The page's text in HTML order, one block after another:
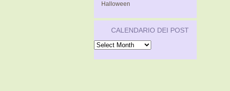
Halloween
CALENDARIO DEI POST